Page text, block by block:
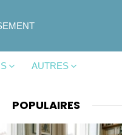
AUTRES
POPULAIRES